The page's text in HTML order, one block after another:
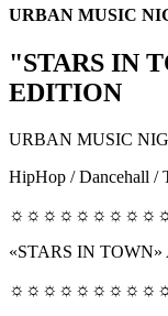
URBAN MUSIC
"STARS IN
EDITION
URBAN MUSIC
HipHop / Dancehall /
«STARS IN